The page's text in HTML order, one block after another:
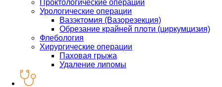
Проктологические операции
Урологические операции
Вазэктомия (Вазорезекция)
Обрезание крайней плоти (циркумцизия)
Флебология
Хирургические операции
Паховая грыжа
Удаление липомы